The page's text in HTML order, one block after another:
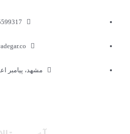
مشهد، پیامبر اعظم ۱۳،